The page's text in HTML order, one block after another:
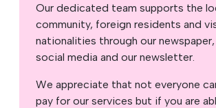
Our dedicated team supports the
community, foreign residents and
nationalities through our
social media and our newsletter.
We appreciate that not everyone
pay for our services but if you are